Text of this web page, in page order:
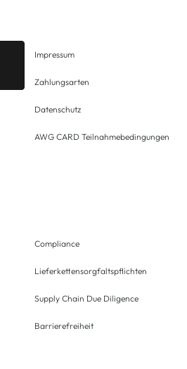
Impressum
Zahlungsarten
Datenschutz
AWG CARD Teilnahmebedingungen
Compliance
Lieferkettensorgfaltspflichten
Supply Chain Due Diligence
Barrierefreiheit